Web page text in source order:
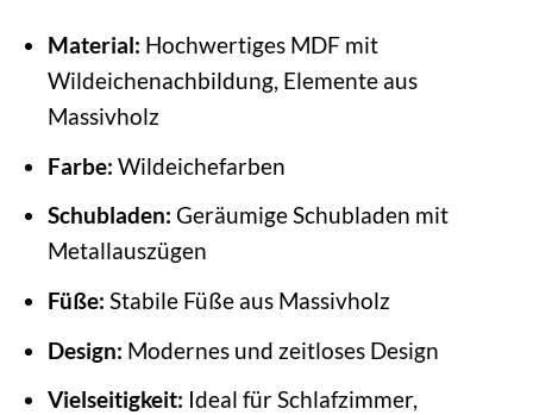
Material: Hochwertiges MDF mit
Wildeichenachbildung, Elemente aus
Massivholz
Farbe: Wildeichefarben
Schubladen: Geräumige Schubladen mit
Metallauszügen
Füße: Stabile Füße aus Massivholz
Design: Modernes und zeitloses Design
Vielseitigkeit: Ideal für Schlafzimmer,